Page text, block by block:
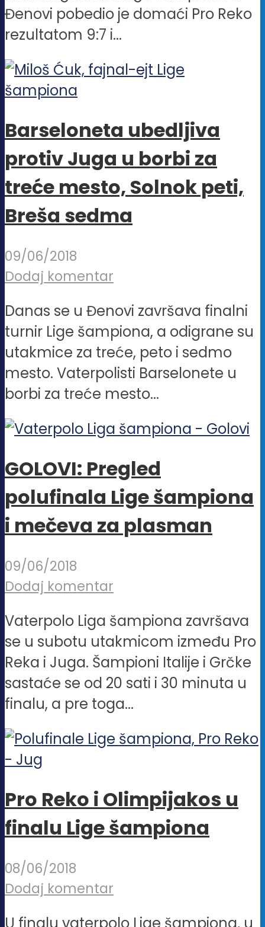
Đenovi pobedio je domaći Pro Reko
rezultatom 9:7 i...
Barseloneta ubedljiva
protiv Juga u borbi za
treće mesto, Solnok peti,
Breša sedma
09/06/2018
Dodaj komentar
Danas se u Đenovi završava finalni
turnir Lige šampiona, a odigrane su
utakmice za treće, peto i sedmo
mesto. Vaterpolisti Barselonete u
borbi za treće mesto...
GOLOVI: Pregled
polufinala Lige šampiona
i mečeva za plasman
09/06/2018
Dodaj komentar
Vaterpolo Liga šampiona završava
se u subotu utakmicom između Pro
Reka i Juga. Šampioni Italije i Grčke
sastaće se od 20 sati i 30 minuta u
finalu, a pre toga...
Pro Reko i Olimpijakos u
finalu Lige šampiona
08/06/2018
Dodaj komentar
U finalu vaterpolo Lige šampiona, u